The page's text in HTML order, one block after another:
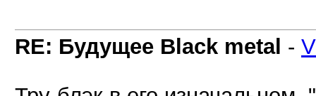
RE: Будущее Black metal -